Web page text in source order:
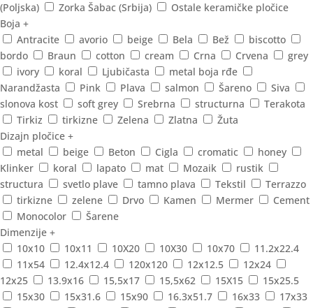
(Poljska)
Zorka Šabac (Srbija)
Ostale keramičke pločice
Boja +
Antracite
avorio beige Bela Bež
biscotto
bordo
Braun cotton cream Crna Crvena
grey
ivory
koral Ljubičasta
metal boja rđe
Narandžasta
Pink Plava salmon Šareno
Siva
slonova kost
soft grey Srebrna structurna
Terakota
Tirkiz
tirkizne Zelena Zlatna
Žuta
Dizajn pločice +
metal
beige Beton Cigla cromatic
honey
Klinker
koral lapato mat Mozaik
rustik
structura
svetlo plave tamno plava Tekstil
Terrazzo
tirkizne
zelene Drvo Kamen Mermer
Cement
Monocolor
Šarene
Dimenzije +
10x10
10x11 10X20 10X30 10x70
11.2x22.4
11x54
12.4x12.4 120x120 12x12.5
12x24
12x25
13.9x16 15,5x17 15,5x62 15X15
15x25.5
15x30
15x31.6 15x90 16.3x51.7 16x33
17x33